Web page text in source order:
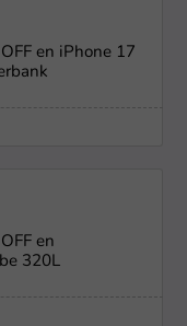
en iPhone 17
en
320L